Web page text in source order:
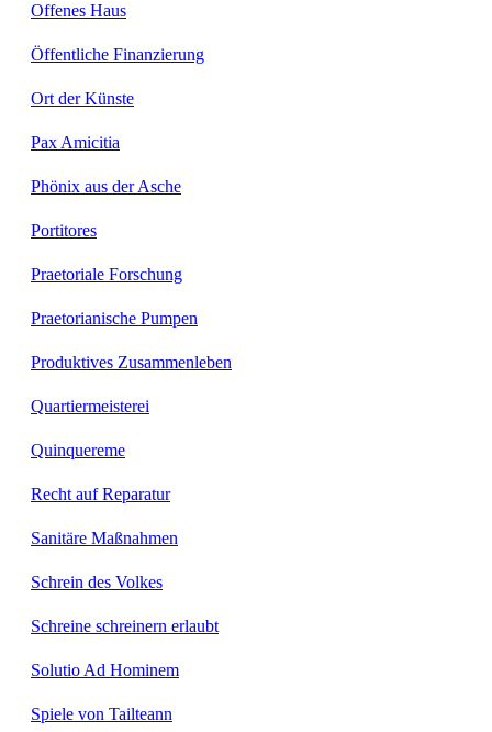
Offenes Haus
Öffentliche Finanzierung
Ort der Künste
Pax Amicitia
Phönix aus der Asche
Portitores
Praetoriale Forschung
Praetorianische Pumpen
Produktives Zusammenleben
Quartiermeisterei
Quinquereme
Recht auf Reparatur
Sanitäre Maßnahmen
Schrein des Volkes
Schreine schreinern erlaubt
Solutio Ad Hominem
Spiele von Tailteann